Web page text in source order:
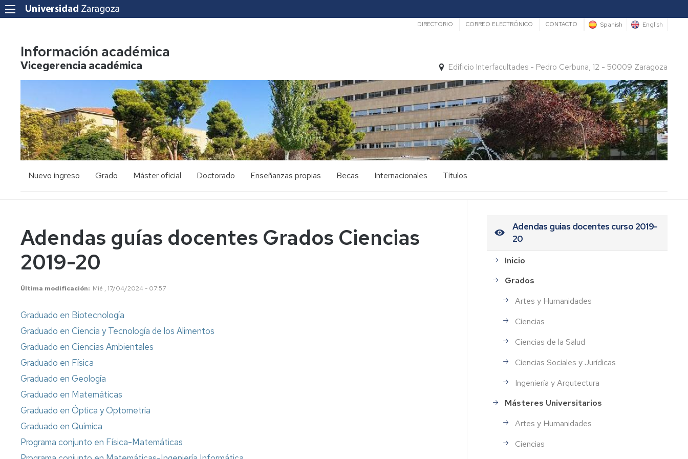
Secundario
DIRECTORIO CORREO ELECTRÓNICO CONTACTO Spanish English
Información académica
Vicegerencia académica Edificio Interfacultades - Pedro Cerbuna, 12 - 50009 Zaragoza
Nuevo ingreso
25
años
Mayores
45
40
años
Admisión
a
grados
Cambio
de
universidad
o
de
universitarios
oficiales
Grado
Información
académica
Matrícula
Permanencia
Reconocimiento
Transferencia
de
créditos
Movilidad
Internacional
Nacional
Legislación
Solicitudes
y
formularios
Máster oficial
Información
Movilidad
Nacional
Reconocimiento
y
Transferencia
Solicitudes
formularios
Doctorado Enseñanzas propias Becas Internacionales Títulos
Adendas guías docentes Grados Ciencias
2019-20
Última modificación Mié , 17/04/2024 - 07:57
Graduado en Biotecnología
Graduado en Ciencia y Tecnología de los Alimentos
Graduado en Ciencias Ambientales
Graduado en Física
Graduado en Geología
Graduado en Matemáticas
Graduado en Óptica y Optometría
Graduado en Química
Programa conjunto en Física-Matemáticas
Adendas guias docentes curso 2019-
20
Inicio
Grados
Artes y Humanidades
Ciencias
Ciencias de la Salud
Ciencias Sociales y Jurídicas
Ingeniería y Arqutectura
Másteres Universitarios
Artes y Humanidades
Ciencias